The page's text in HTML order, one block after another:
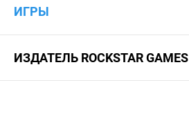
ИГРЫ
ИЗДАТЕЛЬ ROCKSTAR GAMES